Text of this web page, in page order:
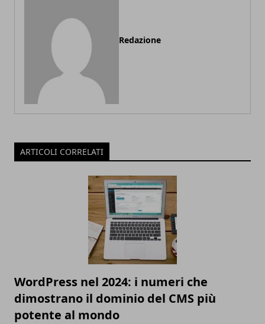
Redazione
ARTICOLI CORRELATI
WordPress nel 2024: i numeri che
dimostrano il dominio del CMS più
potente al mondo